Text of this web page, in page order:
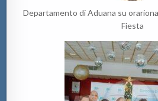
Departamento di Aduana su
Fiesta